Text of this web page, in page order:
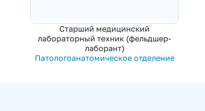
Старший медицинский
лабораторный техник (фельдшер-
лаборант)
Патологоанатомическое отделение